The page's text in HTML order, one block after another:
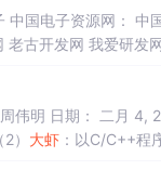
伟明 日期： 二月
） 大虾：以C/C++程